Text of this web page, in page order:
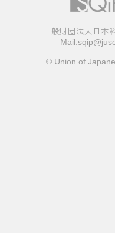
一般財団法人日本
© Union of